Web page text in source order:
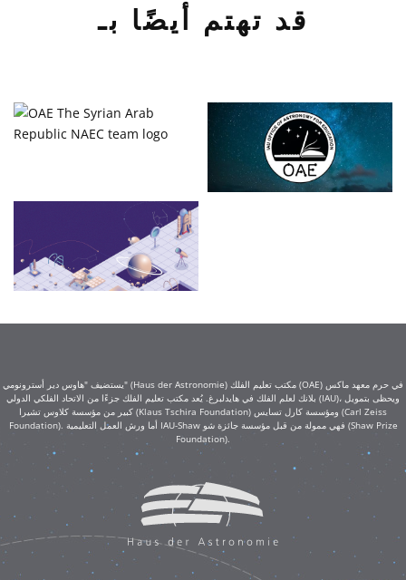
قد تهتم أيضًا بـ
يستضيف "هاوس دير أسترونومي" (Haus der Astronomie) مكتب تعليم الفلك (OAE) في حرم معهد ماكس
بلانك لعلم الفلك في هايدلبرغ. يُعد مكتب تعليم الفلك جزءًا من الاتحاد الفلكي الدولي (IAU)، ويحظى بتمويل
كبير من مؤسسة كلاوس تشيرا (Klaus Tschira Foundation) ومؤسسة كارل تسايس (Carl Zeiss
Foundation). أما ورش العمل التعليمية IAU-Shaw فهي ممولة من قبل مؤسسة جائزة شو (Shaw Prize
Foundation).